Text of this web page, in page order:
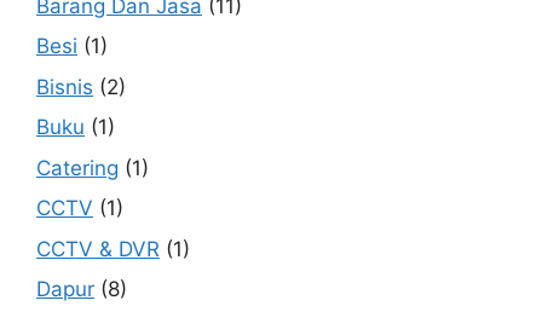
Barang Dan Jasa (11)
Besi (1)
Bisnis (2)
Buku (1)
Catering (1)
CCTV (1)
CCTV & DVR (1)
Dapur (8)